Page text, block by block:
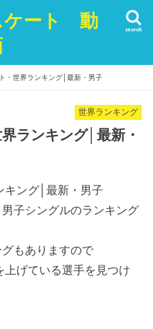
ケート 動
search
・世界ランキング│最新・男子
世界ランキング
ランキング│最新・
キング│最新・男子
子シングルのランキング
もありますので
上げている選手を見つけ